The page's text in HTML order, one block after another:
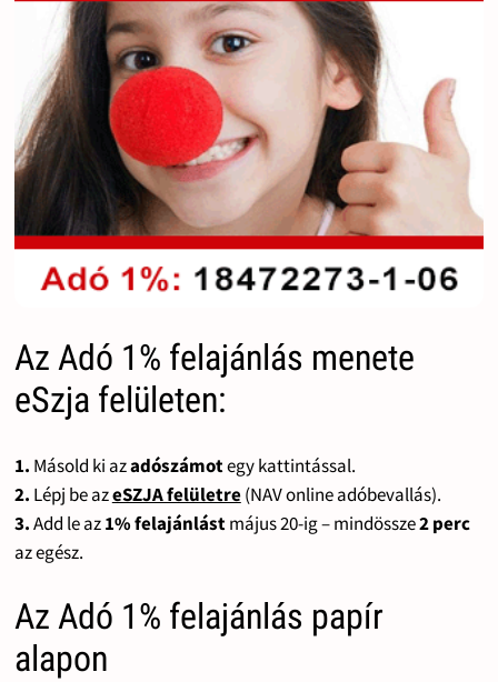
Az Adó 1% felajánlás menete
eSzja felületen:
1. Másold ki azadószámotegy kattintással.
2. Lépj be azeSZJA felületre(NAV online adóbevallás).
3.Add le az1% felajánlástmájus 20-ig – mindössze2 perc
az egész.
Az Adó 1% felajánlás papír
alapon